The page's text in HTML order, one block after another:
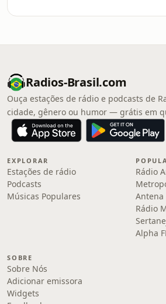
Radios-Brasil.com
Ouça estações de rádio e podcasts de
cidade, gênero ou humor — grátis em
EXPLORAR
Estações de rádio
Podcasts
Músicas Populares
Rádio
Antena
Rádio
Alpha
SOBRE
Sobre Nós
Adicionar emissora
Widgets